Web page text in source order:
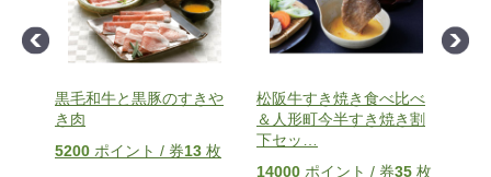
黒毛和牛と黒豚のすきや
き肉
5200 ポイント / 券13 枚
松阪牛すき焼き食べ比べ
＆人形町今半すき焼き割
下セッ
14000 ポイント / 券35 枚